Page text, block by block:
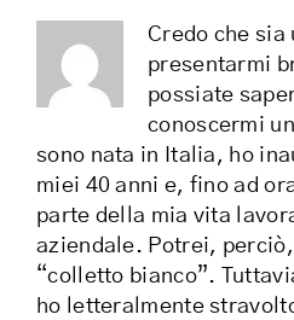
Credo che sia
presentarmi
possiate
conoscermi
sono nata in Italia, ho
miei 40 anni e, fino ad
parte della mia vita
aziendale. Potrei,
“colletto bianco”.
ho letteralmente